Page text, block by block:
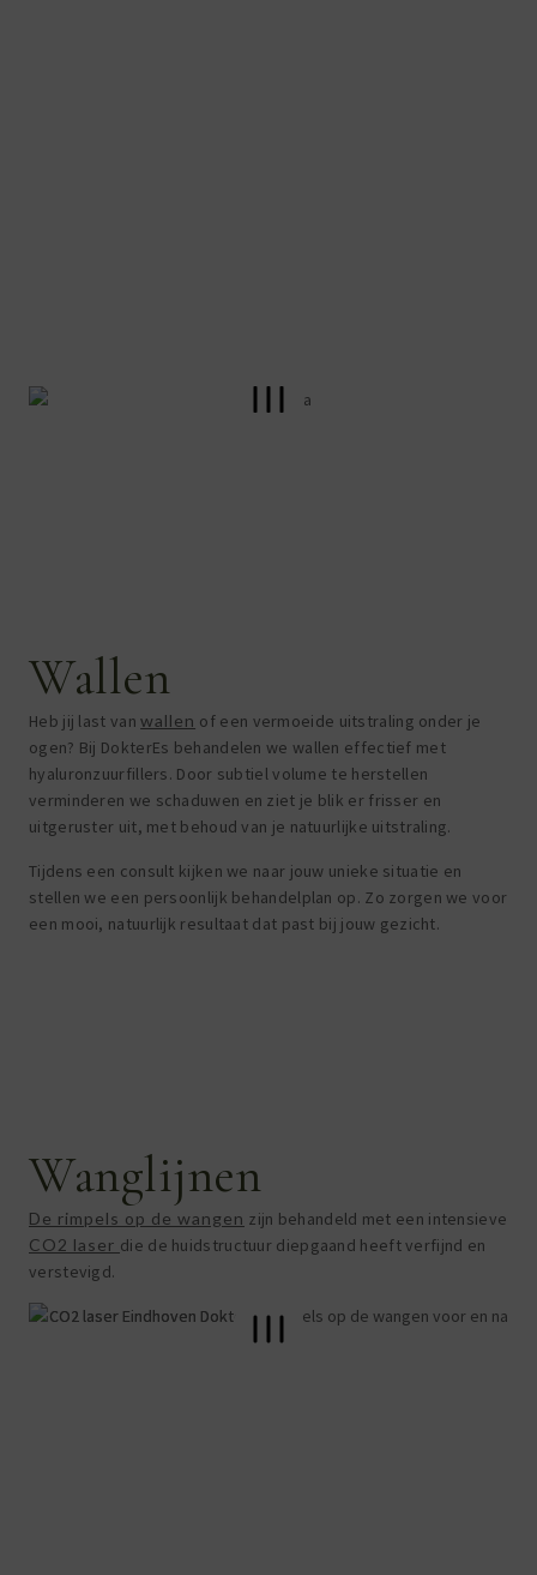
Wallen
Heb jij last vanwallen of een vermoeide uitstraling onder je
ogen? Bij DokterEs behandelen we wallen effectief met
hyaluronzuurfillers. Door subtiel volume te herstellen
verminderen we schaduwen en ziet je blik er frisser en
uitgeruster uit, met behoud van je natuurlijke uitstraling.
Tijdens een consult kijken we naar jouw unieke situatie en
stellen we een persoonlijk behandelplan op. Zo zorgen we voor
een mooi, natuurlijk resultaat dat past bij jouw gezicht.
Wanglijnen
De rimpels op de wangen zijn behandeld met een intensieve
CO2 laser die de huidstructuur diepgaand heeft verfijnd en
verstevigd.